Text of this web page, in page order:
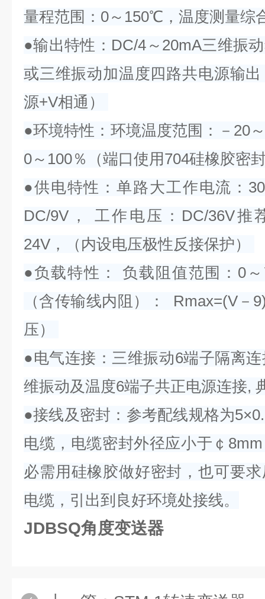
量程范围：0～150℃，温度测量综
●输出特性：DC/4～20mA三维振
或三维振动加温度四路共电源输
源+V相通）
●环境特性：环境温度范围：－20
0～100％（端口使用704硅橡胶密
●供电特性：单路大工作电流：
DC/9V， 工作电压：DC/36V推
24V，（内设电压极性反接保护）
●负载特性： 负载阻值范围：0
（含传输线内阻）： Rmax=(V－
压）
●电气连接：三维振动6端子隔离
维振动及温度6端子共正电源连接,
●接线及密封：参考配线规格为
电缆，电缆密封外径应小于￠
必需用硅橡胶做好密封，也可要
电缆，引出到良好环境处接线。
JDBSQ角度变送器